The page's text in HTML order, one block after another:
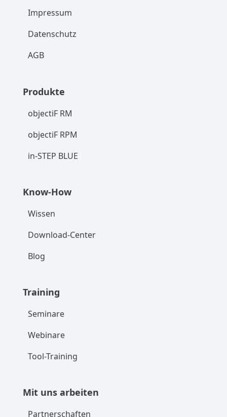
Impressum
Datenschutz
AGB
Produkte
objectiF RM
objectiF RPM
in-STEP BLUE
Know-How
Wissen
Download-Center
Blog
Training
Seminare
Webinare
Tool-Training
Mit uns arbeiten
Partnerschaften